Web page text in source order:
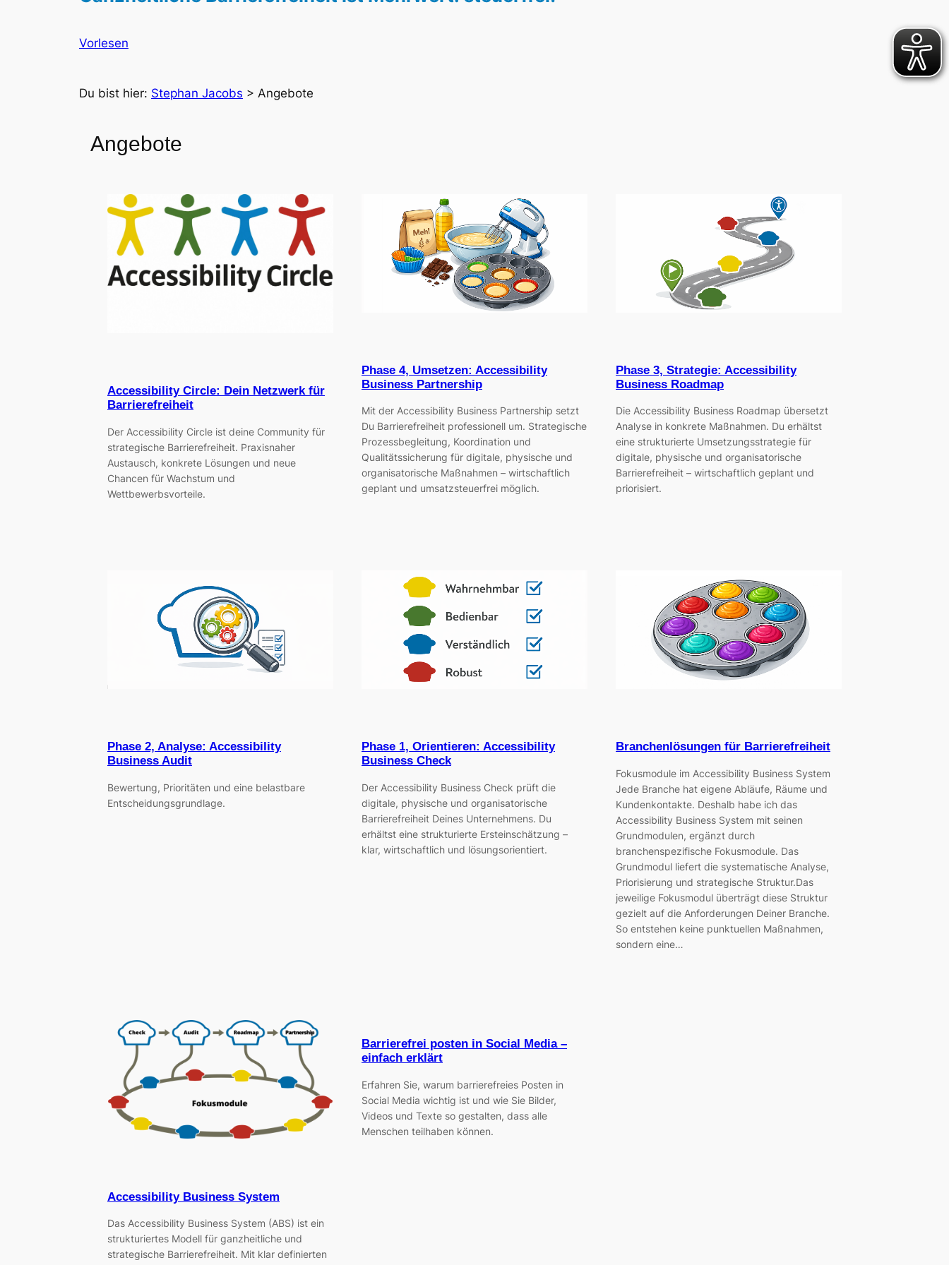
Vorlesen
Du bist hier: Stephan Jacobs > Angebote
Angebote
Accessibility Circle: Dein Netzwerk für
Barrierefreiheit
Der Accessibility Circle ist deine Community für
strategische Barrierefreiheit. Praxisnaher
Austausch, konkrete Lösungen und neue
Chancen für Wachstum und
Wettbewerbsvorteile.
Phase 4, Umsetzen: Accessibility
Business Partnership
Mit der Accessibility Business Partnership setzt
Du Barrierefreiheit professionell um. Strategische
Prozessbegleitung, Koordination und
Qualitätssicherung für digitale, physische und
organisatorische Maßnahmen – wirtschaftlich
geplant und umsatzsteuerfrei möglich.
Phase 3, Strategie: Accessibility
Business Roadmap
Die Accessibility Business Roadmap übersetzt
Analyse in konkrete Maßnahmen. Du erhältst
eine strukturierte Umsetzungsstrategie für
digitale, physische und organisatorische
Barrierefreiheit – wirtschaftlich geplant und
priorisiert.
Phase 2, Analyse: Accessibility
Business Audit
Bewertung, Prioritäten und eine belastbare
Entscheidungsgrundlage.
Phase 1, Orientieren: Accessibility
Business Check
Der Accessibility Business Check prüft die
digitale, physische und organisatorische
Barrierefreiheit Deines Unternehmens. Du
erhältst eine strukturierte Ersteinschätzung –
klar, wirtschaftlich und lösungsorientiert.
Branchenlösungen für Barrierefreiheit
Fokusmodule im Accessibility Business System
Jede Branche hat eigene Abläufe, Räume und
Kundenkontakte. Deshalb habe ich das
Accessibility Business System mit seinen
Grundmodulen, ergänzt durch
branchenspezifische Fokusmodule. Das
Grundmodul liefert die systematische Analyse,
Priorisierung und strategische Struktur.Das
jeweilige Fokusmodul überträgt diese Struktur
gezielt auf die Anforderungen Deiner Branche.
So entstehen keine punktuellen Maßnahmen,
sondern eine…
Accessibility Business System
Das Accessibility Business System (ABS) ist ein
strukturiertes Modell für ganzheitliche und
strategische Barrierefreiheit. Mit klar definierten
Barrierefrei posten in Social Media –
einfach erklärt
Erfahren Sie, warum barrierefreies Posten in
Social Media wichtig ist und wie Sie Bilder,
Videos und Texte so gestalten, dass alle
Menschen teilhaben können.